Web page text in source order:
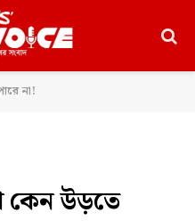
না!
কেন উড়তে